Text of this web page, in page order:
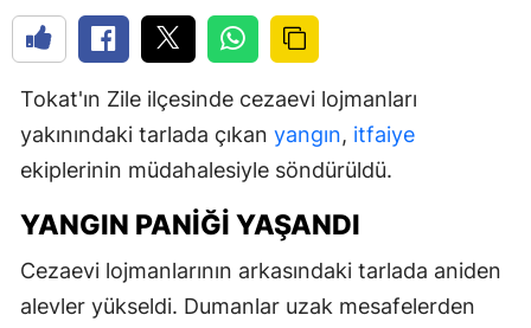
Tokat'ın Zile ilçesinde cezaevi lojmanları
yakınındaki tarlada çıkan yangın, itfaiye
ekiplerinin müdahalesiyle söndürüldü.
YANGIN PANIĞI YAŞANDI
Cezaevi lojmanlarının arkasındaki tarlada aniden
alevler yükseldi. Dumanlar uzak mesafelerden